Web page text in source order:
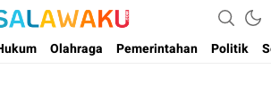
Salawaku Maluku
dan Warta Anak Maluku
Olahraga Pemerintahan Politik